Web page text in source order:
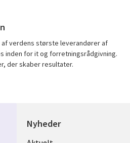
af verdens største leverandører af
inden for it og forretningsrådgivning.
der skaber resultater.
Nyheder